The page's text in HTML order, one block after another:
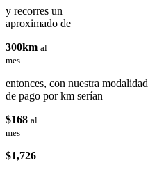
y recorres un
aproximado de
300km al
mes
entonces, con nuestra modalidad
de pago por km serían
$168 al
mes
$1,726